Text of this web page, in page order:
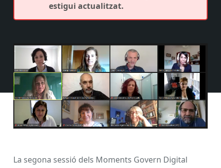
estigui actualitzat.
La segona sessió dels Moments Govern Digital